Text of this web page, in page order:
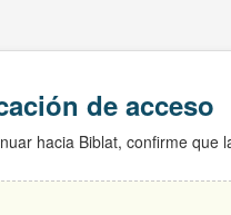
de acceso
hacia Biblat, confirme que